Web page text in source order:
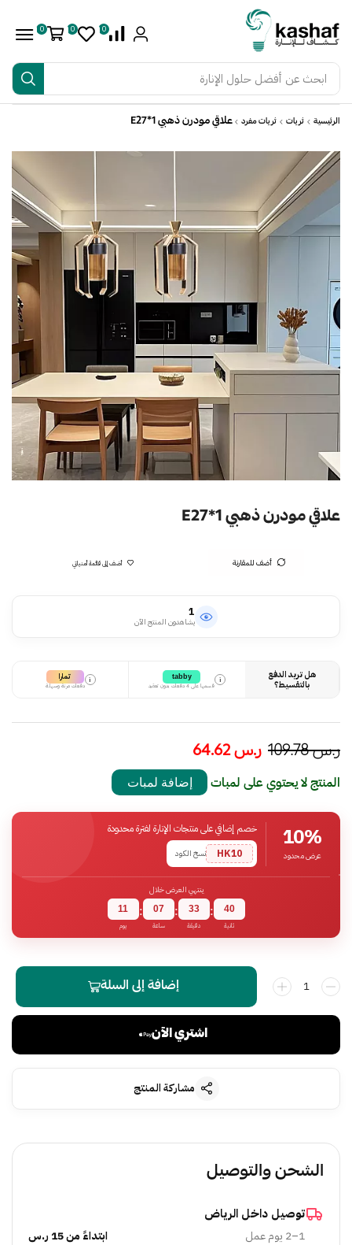
ابحث عن أفضل حلول الإنارة
0
0
0
الرئيسية ثريات ثريات مفرد علاقي مودرن ذهبي E27*1
علاقي مودرن ذهبي E27*1
أضف للمقارنة أضف إلى قائمة أمنياتي
1
يشاهدون المنتج الآن
هل تريد الدفع
بالتقسيط؟
i
tabby
قسمها على 4 دفعات بدون تعقيد
i تمارا
دفعات مرنة وسهلة
ر.س109.78 ر.س64.62
المنتج لا يحتوي على لمبات إضافة لمبات
10%
عرض محدود
خصم إضافي على منتجات الإنارة لفترة محدودة
HK10
نسخ الكود
ينتهي العرض خلال
11
يوم
: 07
ساعة
: 33
دقيقة
: 39
ثانية
إضافة إلى السلة
اشتري الآن
مشاركة المنتج
الشحن والتوصيل
توصيل داخل الرياض
1–2 يوم عمل
ابتداءً من 15 ر.س